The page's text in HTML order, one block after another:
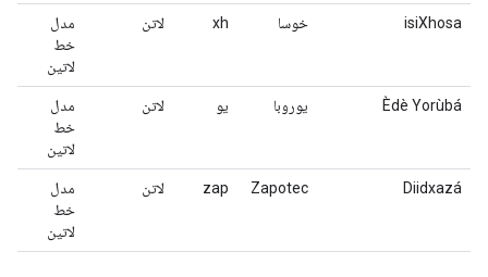
isiXhosa خوسا xh لاتن
مدل
خط
لاتین
Èdè Yorùbá یوروبا یو لاتن
مدل
خط
لاتین
Diidxazá
Zapotec
zap لاتن
مدل
خط
لاتین